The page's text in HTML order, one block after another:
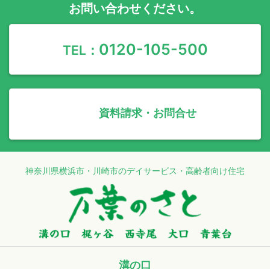
お問い合わせください。
TEL： 0120-105-500
資料請求・お問合せ
神奈川県横浜市・川崎市のデイサービス・高齢者向け住宅
溝の口